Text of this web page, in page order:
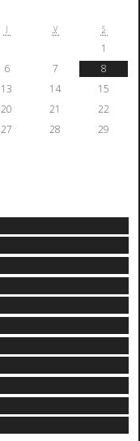
V S
1
6 7
8
13 14
15
20 21
22
27 28
29